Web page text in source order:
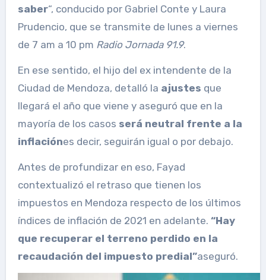
saber“, conducido por Gabriel Conte y Laura
Prudencio, que se transmite de lunes a viernes
de 7 am a 10 pm Radio Jornada 91.9.
En ese sentido, el hijo del ex intendente de la
Ciudad de Mendoza, detalló la ajustes que
llegará el año que viene y aseguró que en la
mayoría de los casos será neutral frente a la
inflaciónes decir, seguirán igual o por debajo.
Antes de profundizar en eso, Fayad
contextualizó el retraso que tienen los
impuestos en Mendoza respecto de los últimos
índices de inflación de 2021 en adelante. “Hay
que recuperar el terreno perdido en la
recaudación del impuesto predial”aseguró.